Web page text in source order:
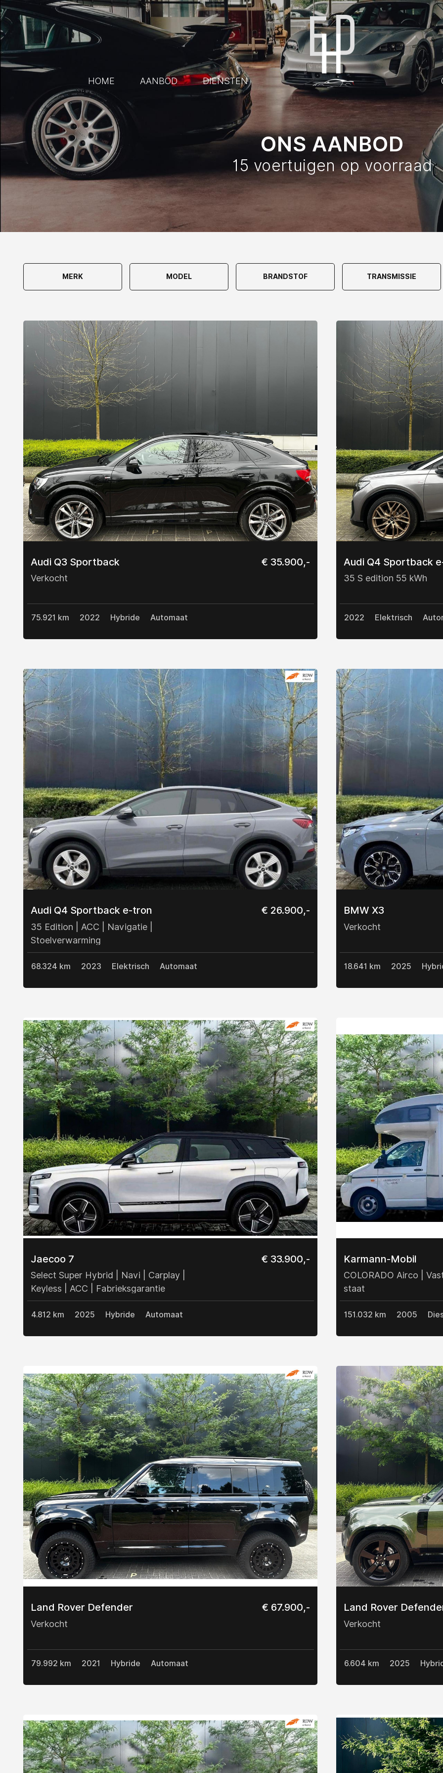
HOME AANBOD DIENSTEN
ONS AANBOD
15 voertuigen op voorraad
Audi Q3 Sportback
Verkocht
€ 35.900,-
75.921 km 2022 Hybride Automaat
Audi Q4 Sportback
35 S edition 55 kWh
2022 Elektrisch
Audi Q4 Sportback e-tron
35 Edition | ACC | Navigatie |
Stoelverwarming
€ 26.900,-
68.324 km 2023 Elektrisch Automaat
BMW X3
Verkocht
18.641 km 2025
Jaecoo 7
Select Super Hybrid | Navi | Carplay |
Keyless | ACC | Fabrieksgarantie
€ 33.900,-
4.812 km 2025 Hybride Automaat
Karmann-Mobil
COLORADO Airco |
staat
151.032 km 2005
Land Rover Defender
Verkocht
€ 67.900,-
79.992 km 2021 Hybride Automaat
Land Rover
Verkocht
6.604 km 2025